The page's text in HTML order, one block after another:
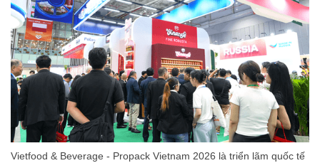
Vietfood & Beverage - Propack Vietnam 2026 là triển lãm quốc tế